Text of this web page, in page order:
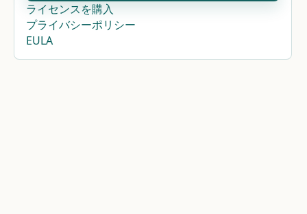
ライセンスを購入
プライバシーポリシー
EULA